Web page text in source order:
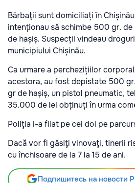
Bărbaţii sunt domiciliați în
intenționau să schimbe 500 gr.
de hașiș. Suspecții vindeau
municipiului Chișinău.
Ca urmare a perchezițiilor
acestora, au fost depistate 500
gr de hașiș, un pistol pneumatic,
35.000 de lei obținuți în urma
Poliţia i-a filat pe cei doi pe
Dacă vor fi găsiţi vinovaţi, tinerii
cu închisoare de la 7 la 15 de ani.
Подпишитесь на новости